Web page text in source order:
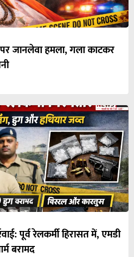
जानलेवा हमला, गला काटकर
पूर्व रेलकर्मी हिरासत में, एमडी
बरामद